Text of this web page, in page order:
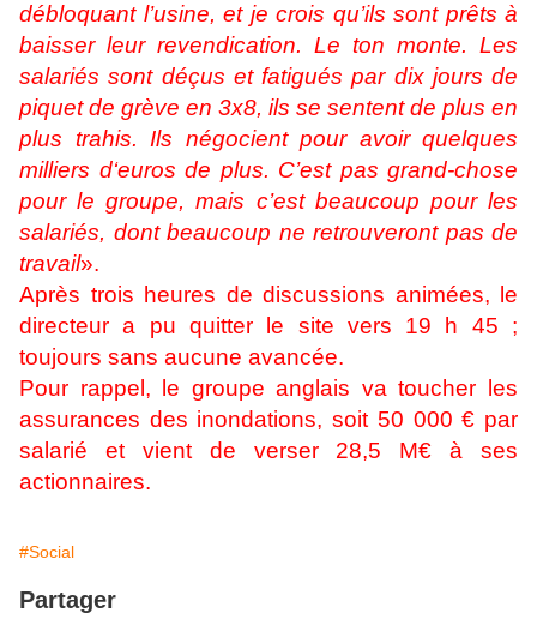
débloquant l’usine, et je crois qu’ils sont prêts à
baisser leur revendication. Le ton monte. Les
salariés sont déçus et fatigués par dix jours de
piquet de grève en 3x8, ils se sentent de plus en
plus trahis. Ils négocient pour avoir quelques
milliers d‘euros de plus. C’est pas grand-chose
pour le groupe, mais c’est beaucoup pour les
salariés, dont beaucoup ne retrouveront pas de
travail».
Après trois heures de discussions animées, le
directeur a pu quitter le site vers 19 h 45 ;
toujours sans aucune avancée.
Pour rappel, le groupe anglais va toucher les
assurances des inondations, soit 50 000 € par
salarié et vient de verser 28,5 M€ à ses
actionnaires.
#Social
Partager